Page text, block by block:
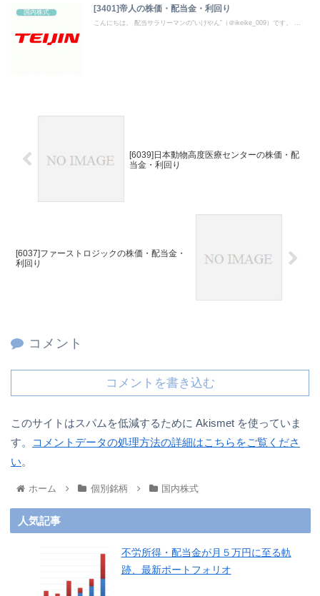
国内株式 [3401]帝人の株価・配当金・利回り
こんにちは。 配当サラリーマンの“いけやん”（＠ikeike_009）です。 ...
[6039]日本動物高度医療センターの株価・配
当金・利回り
[6037]ファーストロジックの株価・配当金・
利回り
コメント
コメントを書き込む
このサイトはスパムを低減するために Akismet を使っていま
す。
コメントデータの処理方法の詳細はこちらをご覧くださ
い。
ホーム 個別銘柄 国内株式
人気記事
不労所得・配当金が月５万円に至る軌
跡、最新ポートフォリオ